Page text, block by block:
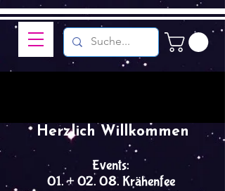
Events:
01. + 02. 08. Krähenfee
Herzlich Willkommen